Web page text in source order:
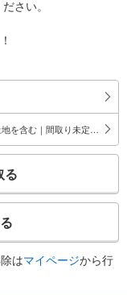
さい。
価格未定を含む｜建築条件付き土地を含む｜間取り未定を含む
る
はマイページから行